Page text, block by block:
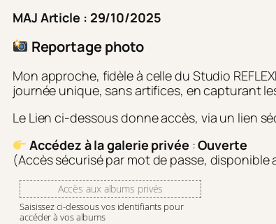
MAJ Article : 29/10/2025
Reportage photo
Mon approche, fidèle à celle du Studio
journée unique, sans artifices, en capturant
Le Lien ci-dessous donne accès, via un lien
Accédez à la galerie privée :Ouverte
(Accès sécurisé par mot de passe, disponible
Accès aux albums privés
Saisissez ci-dessous vos identifiants pour
accéder à vos albums